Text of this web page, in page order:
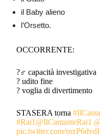
il Baby alieno
l’Orsetto.
OCCORRENTE:
?️‍♂‍ capacità investigativa
? udito fine
? voglia di divertimento
STASERA torna
#Rai1 @IlCantanteRai1
pic.twitter.com/